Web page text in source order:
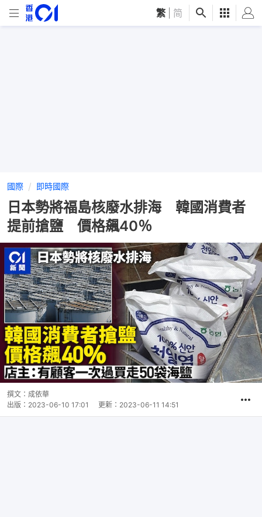
繁 简
國際 即時國際
日本勢將福島核廢水排海 韓國消費者
提前搶鹽 價格飆40％
撰文： 成依華
出版： 2023-06-10 17:01 更新： 2023-06-11 14:51